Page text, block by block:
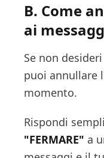
B. Come
ai
Se non
puoi annullare
momento.
Rispondi
"FERMARE" a